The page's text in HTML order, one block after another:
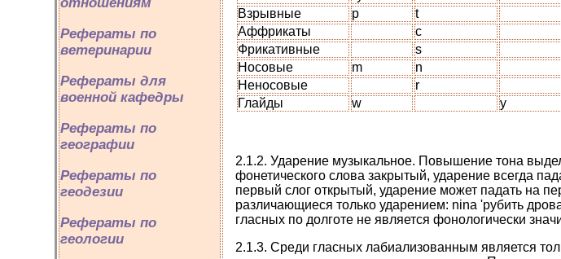
Рефераты по
ветеринарии
Рефераты для
военной кафедры
Рефераты по
географии
Рефераты по
геодезии
Рефераты по
геологии
Взрывные
p t
Аффрикаты
c
Фрикативные
s
Носовые
m
n
Неносовые
r
Глайды
w y
2.1.2. Ударение музыкальное. Повышение тона
фонетического слова закрытый, ударение всегда
первый слог открытый, ударение может падать на
различающиеся только ударением: nina 'рубить
гласных по долготе не является фонологически
2.1.3. Среди гласных лабиализованным является